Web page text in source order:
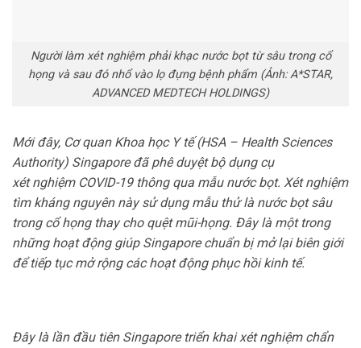
Người làm xét nghiệm phải khạc nước bọt từ sâu trong cổ
họng và sau đó nhổ vào lọ đựng bệnh phẩm (Ảnh: A*STAR,
ADVANCED MEDTECH HOLDINGS)
Mới đây, Cơ quan Khoa học Y tế (HSA – Health Sciences
Authority) Singapore đã phê duyệt bộ dụng cụ
xét nghiệm COVID-19 thông qua mẫu nước bọt. Xét nghiệm
tìm kháng nguyên này sử dụng mẫu thử là nước bọt sâu
trong cổ họng thay cho quệt mũi-họng. Đây là một trong
những hoạt động giúp Singapore chuẩn bị mở lại biên giới
để tiếp tục mở rộng các hoạt động phục hồi kinh tế.
Đây là lần đầu tiên Singapore triển khai xét nghiệm chẩn